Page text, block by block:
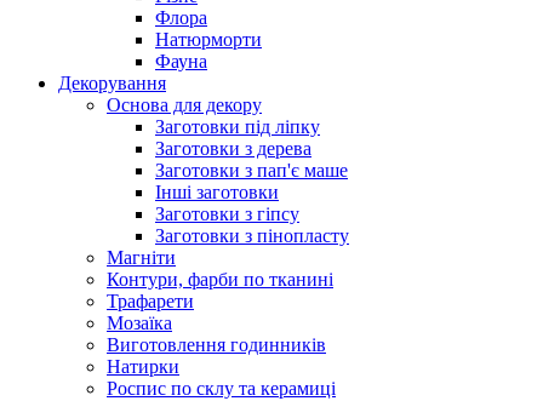
Флора
Натюрморти
Фауна
Декорування
Основа для декору
Заготовки під ліпку
Заготовки з дерева
Заготовки з пап'є маше
Інші заготовки
Заготовки з гіпсу
Заготовки з пінопласту
Магніти
Контури, фарби по тканині
Трафарети
Мозаїка
Виготовлення годинників
Натирки
Роспис по склу та керамиці